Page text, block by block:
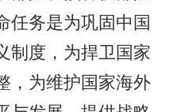
任务是为巩固中国
制度，为捍卫国家
，为维护国家海外